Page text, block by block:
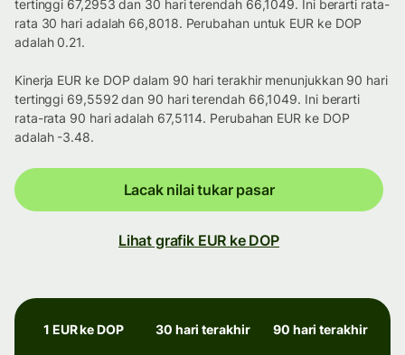
tertinggi 67,2953 dan 30 hari terendah 66,1049. Ini berarti rata-
rata 30 hari adalah 66,8018. Perubahan untuk EUR ke DOP
adalah 0.21.
Kinerja EUR ke DOP dalam 90 hari terakhir menunjukkan 90 hari
tertinggi 69,5592 dan 90 hari terendah 66,1049. Ini berarti
rata-rata 90 hari adalah 67,5114. Perubahan EUR ke DOP
adalah -3.48.
Lacak nilai tukar pasar
Lihat grafik EUR ke DOP
1 EUR ke DOP 30 hari terakhir 90 hari terakhir